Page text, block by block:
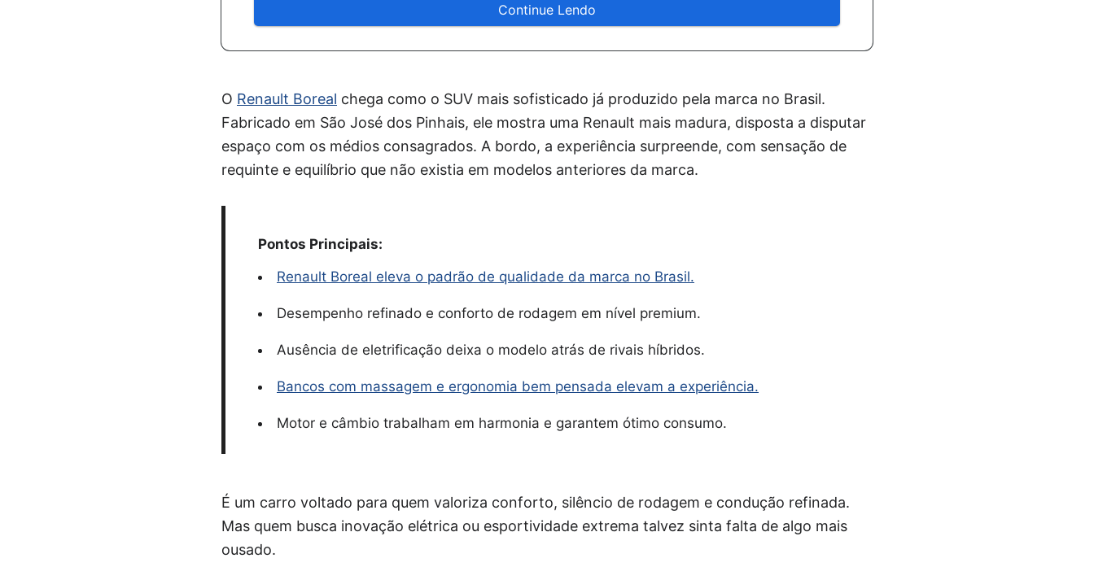
Continue Lendo
O Renault Boreal chega como o SUV mais sofisticado já produzido pela marca no Brasil.
Fabricado em São José dos Pinhais, ele mostra uma Renault mais madura, disposta a disputar
espaço com os médios consagrados. A bordo, a experiência surpreende, com sensação de
requinte e equilíbrio que não existia em modelos anteriores da marca.
Pontos Principais:
Renault Boreal eleva o padrão de qualidade da marca no Brasil.
Desempenho refinado e conforto de rodagem em nível premium.
Ausência de eletrificação deixa o modelo atrás de rivais híbridos.
Bancos com massagem e ergonomia bem pensada elevam a experiência.
Motor e câmbio trabalham em harmonia e garantem ótimo consumo.
É um carro voltado para quem valoriza conforto, silêncio de rodagem e condução refinada.
Mas quem busca inovação elétrica ou esportividade extrema talvez sinta falta de algo mais
ousado.